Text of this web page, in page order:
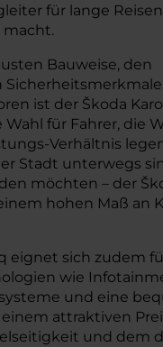
für lange
macht.
Bauweise, den
ist der Škoda
für Fahrer, die
Verhältnis
Stadt unterwegs
möchten – der
hohen Maß an
eignet sich zudem
wie
und eine
attraktiven
und dem